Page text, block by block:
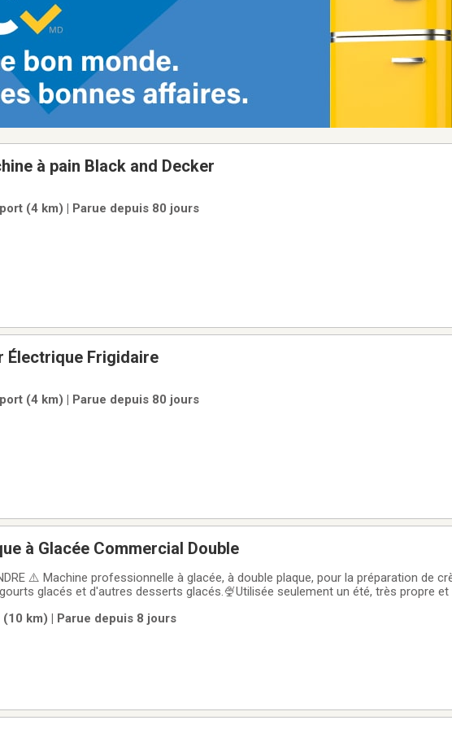
à pain Black and Decker
(4 km) | Parue depuis 80 jours
Électrique Frigidaire
(4 km) | Parue depuis 80 jours
à Glacée Commercial Double
⚠️ Machine professionnelle à glacée, à double plaque, pour la préparation de
glacés et d'autres desserts glacés.🍨Utilisée seulement un été, très propre
:- 2 plaques
(10 km) | Parue depuis 8 jours